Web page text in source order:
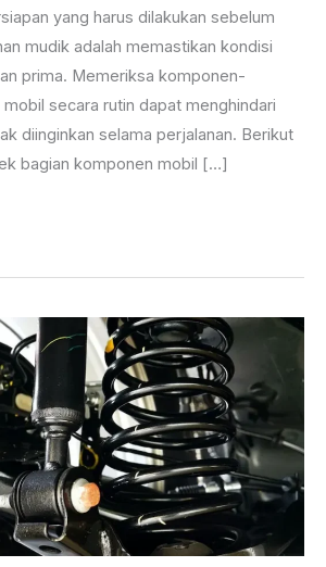
yang harus dilakukan sebelum
mudik adalah memastikan kondisi
prima. Memeriksa komponen-
secara rutin dapat menghindari
diinginkan selama perjalanan. Berikut
bagian komponen mobil […]